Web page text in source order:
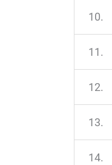
10.
11.
12.
13.
14.